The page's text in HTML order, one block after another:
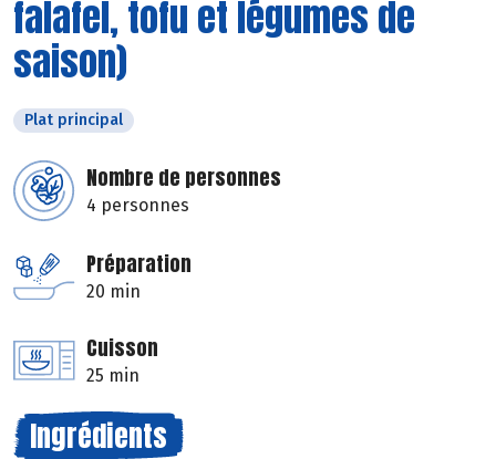
falafel, tofu et légumes de
saison)
Plat principal
Nombre de personnes
4 personnes
Préparation
20 min
Cuisson
25 min
Ingrédients